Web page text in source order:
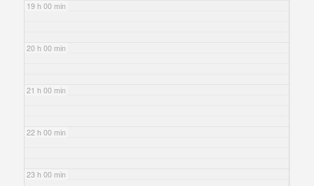
19 h 00 min
20 h 00 min
21 h 00 min
22 h 00 min
23 h 00 min